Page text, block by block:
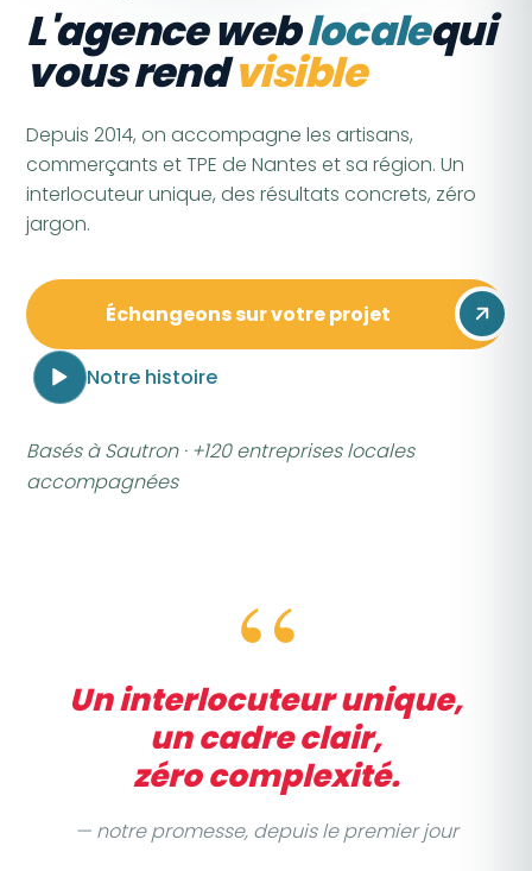
L'agence weblocalequi
vous rendvisible
Depuis 2014, on accompagne les artisans,
commerçants et TPE de Nantes et sa région. Un
interlocuteur unique, des résultats concrets, zéro
jargon.
Échangeons sur votre projet
Notre histoire
Basés à Sautron · +120 entreprises locales
accompagnées
“
Un interlocuteur unique,
un cadre clair,
zéro complexité.
— notre promesse, depuis le premier jour